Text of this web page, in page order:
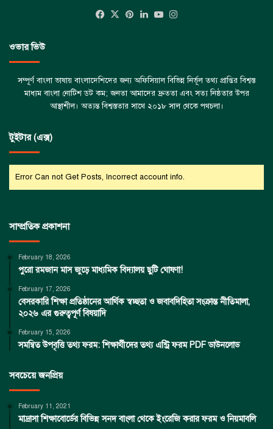
Facebook
X Pinterest
LinkedInYouTube
ওভার ভিউ
সম্পূর্ণ বাংলা ভাষায় বাংলাদেশিদের জন্য অফিসিয়াল বিভিন্ন নির্ভূল তথ্য প্রাপ্তির বিশ্বস্ত
মাধ্যম বাংলা নোটিশ ডট কম; জনতা আমাদের দ্রুততা এবং সত্য নিষ্ঠতার উপর
আস্থাশীল। অত্যন্ত বিশ্বস্ততার সাথে ২০১৮ সাল থেকে পথচলা।
টুইটার (এক্স)
Error Can not Get Posts, Incorrect account info.
সাম্প্রতিক প্রকাশনা
February 18, 2026
পুরো রমজান মাস জুড়ে মাধ্যমিক বিদ্যালয় ছুটি ঘোষণা!
February 17, 2026
বেসরকারি শিক্ষা প্রতিষ্ঠানের আর্থিক স্বচ্ছতা ও জবাবদিহিতা সংক্রান্ত নীতিমালা,
২০২৬ এর গুরুত্বপূর্ণ বিষয়াদি
February 15, 2026
সমন্বিত উপবৃত্তি তথ্য ফরম: শিক্ষার্থীদের তথ্য এন্ট্রি ফরম PDF ডাউনলোড
সবচেয়ে জনপ্রিয়
February 11, 2021
মাদ্রাসা শিক্ষাবোর্ডের বিভিন্ন সনদ বাংলা থেকে ইংরেজি করার ফরম ও নিয়মাবলি